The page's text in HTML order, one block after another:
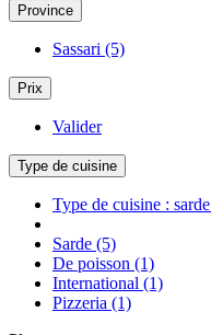
Province
Sassari (5)
Prix
Valider
Type de cuisine
Type de cuisine : sarde
Sarde (5)
De poisson (1)
International (1)
Pizzeria (1)